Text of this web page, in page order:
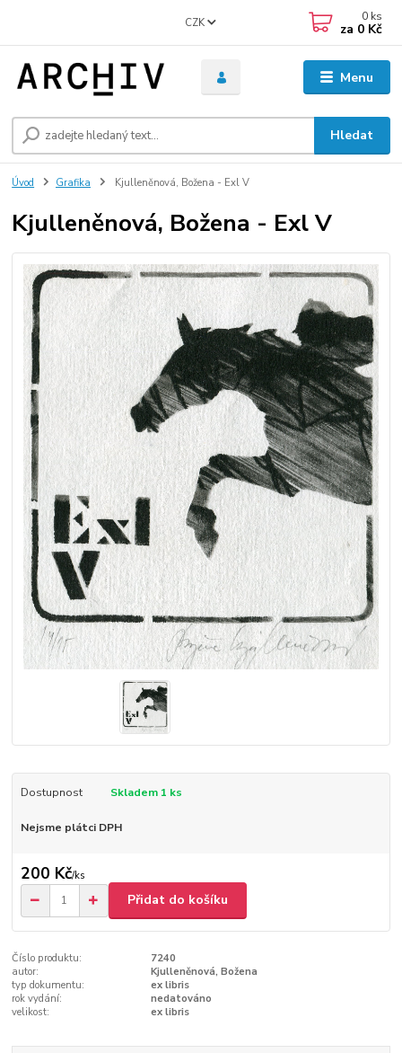
Menu
CZK
Hledat
0 ks
za 0 Kč
Úvod Grafika Kjulleněnová, Božena - Exl V
Kjulleněnová, Božena - Exl V
Dostupnost Skladem 1 ks
Nejsme plátci DPH
200 Kč/ks
Přidat do košíku
Číslo produktu:
7240
autor:
Kjulleněnová, Božena
typ dokumentu:
ex libris
rok vydání:
nedatováno
velikost:
ex libris